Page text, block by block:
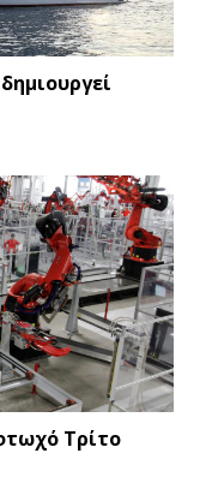
Τρίτο